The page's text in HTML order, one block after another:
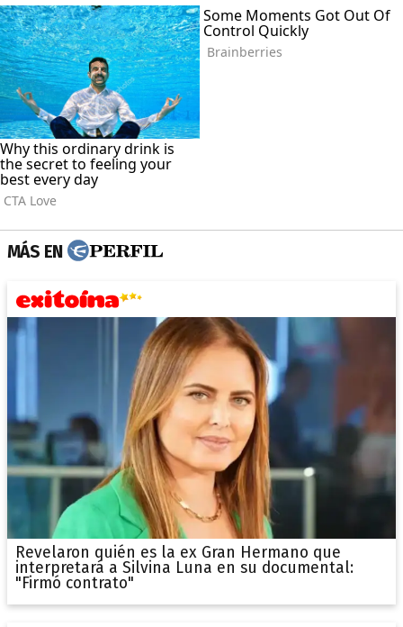
MÁS EN
Revelaron quién es la ex Gran Hermano que
interpretará a Silvina Luna en su documental:
"Firmó contrato"